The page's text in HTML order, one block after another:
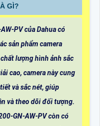
GÌ?
PV của Dahua có
sản phẩm camera
lượng hình ảnh sắc
cao, camera này cung
và sắc nét, giúp
và theo dõi đối tượng.
GN-AW-PV còn có